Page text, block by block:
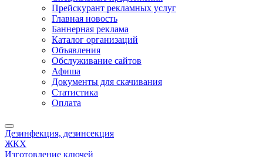
Прейскурант рекламных услуг
Главная новость
Баннерная реклама
Каталог организаций
Объявления
Обслуживание сайтов
Афиша
Документы для скачивания
Статистика
Оплата
Дезинфекция, дезинсекция
ЖКХ
Изготовление ключей